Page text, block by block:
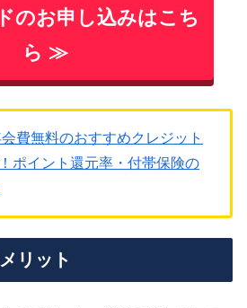
のお申し込みはこち
ら ≫
会費無料のおすすめクレジット
ポイント還元率・付帯保険の
リット